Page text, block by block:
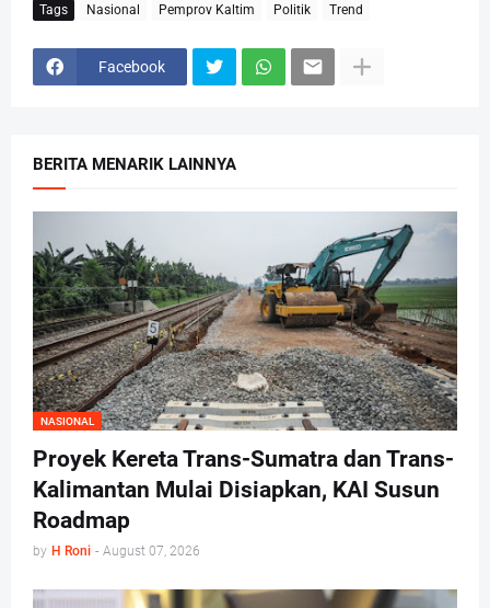
Tags Nasional Pemprov Kaltim Politik Trend
Facebook
BERITA MENARIK LAINNYA
NASIONAL
Proyek Kereta Trans-Sumatra dan Trans-
Kalimantan Mulai Disiapkan, KAI Susun
Roadmap
by H Roni - August 07, 2026